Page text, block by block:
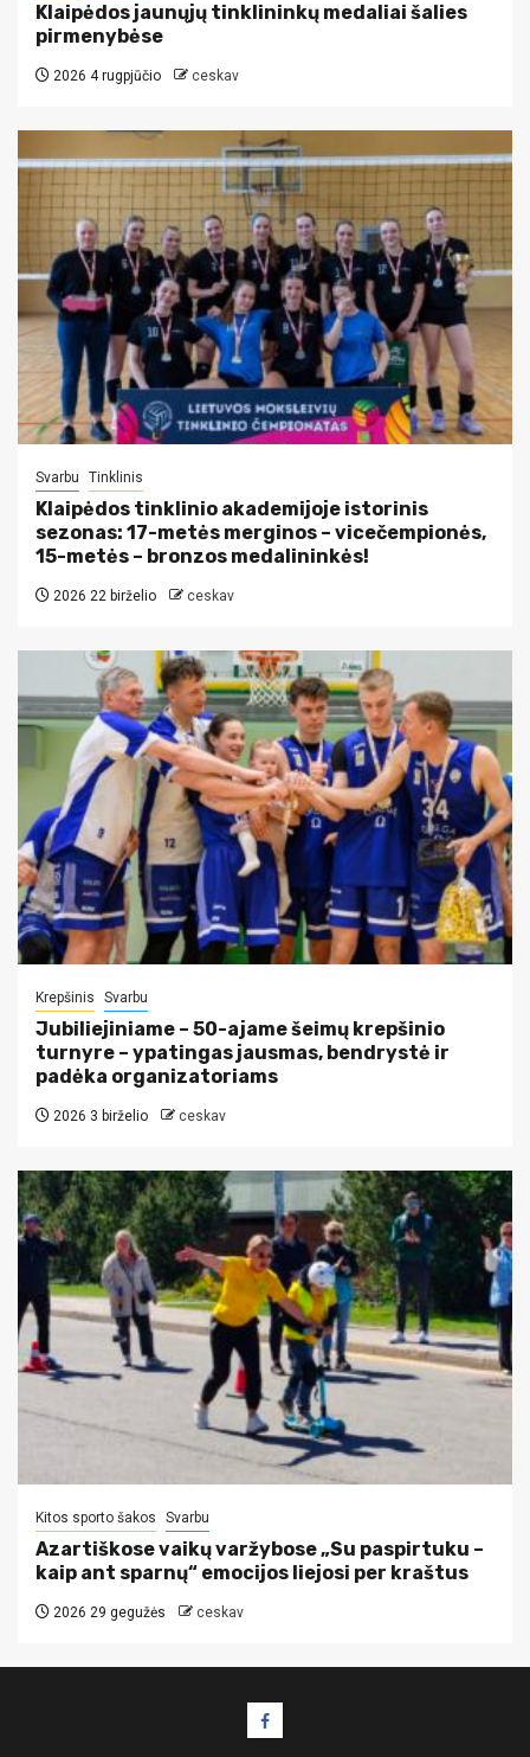
Klaipėdos jaunųjų tinklininkų medaliai šalies
pirmenybėse
2026 4 rugpjūčio ceskav
Svarbu Tinklinis
Klaipėdos tinklinio akademijoje istorinis
sezonas: 17-metės merginos – vicečempionės,
15-metės – bronzos medalininkės!
2026 22 birželio ceskav
Krepšinis Svarbu
Jubiliejiniame – 50-ajame šeimų krepšinio
turnyre – ypatingas jausmas, bendrystė ir
padėka organizatoriams
2026 3 birželio ceskav
Kitos sporto šakos Svarbu
Azartiškose vaikų varžybose „Su paspirtuku –
kaip ant sparnų“ emocijos liejosi per kraštus
2026 29 gegužės ceskav
Facebook